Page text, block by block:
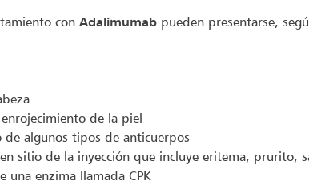
conAdalimumab pueden presentarse,
de la piel
de algunos tipos de anticuerpos
en sitio de la inyección que incluye eritema, prurito,
una enzima llamada CPK